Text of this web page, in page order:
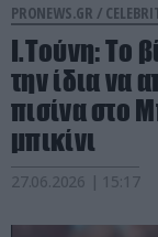
PRONEWS.GR /
Ι.Τούνη: Το
την ίδια να
πισίνα στο
μπικίνι
27.06.2026 | 15:17